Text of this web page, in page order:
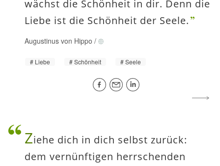
wächst die Schönheit in dir. Denn die
Liebe ist die Schönheit der Seele.
Augustinus von Hippo /
Liebe Schönheit Seele
Ziehe dich in dich selbst zurück:
dem vernünftigen herrschenden